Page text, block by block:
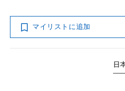
マイリストに追加
日